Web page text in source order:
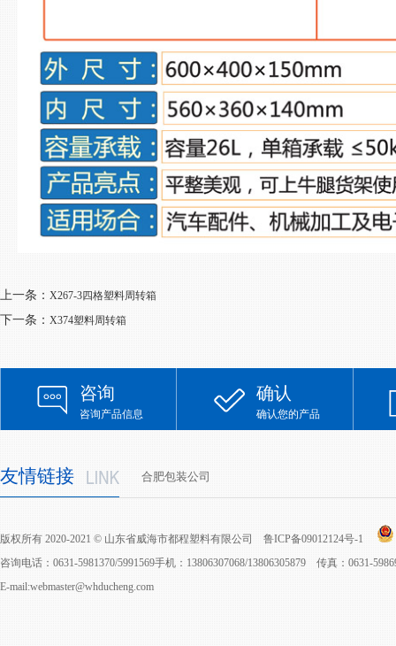
上一条： X267-3四格塑料周转箱
下一条： X374塑料周转箱
咨询
咨询产品信息
确认
确认您的产品
友情链接 合肥包装公司
版权所有 2020-2021 © 山东省威海市都程塑料有限公司 鲁ICP备09012124号-1
咨询电话：0631-5981370/5991569手机：13806307068/13806305879 传真：0631-
E-mail:webmaster@whducheng.com